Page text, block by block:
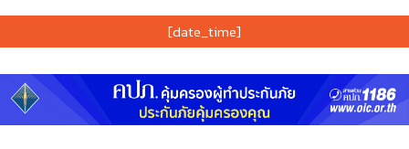
[date_time]